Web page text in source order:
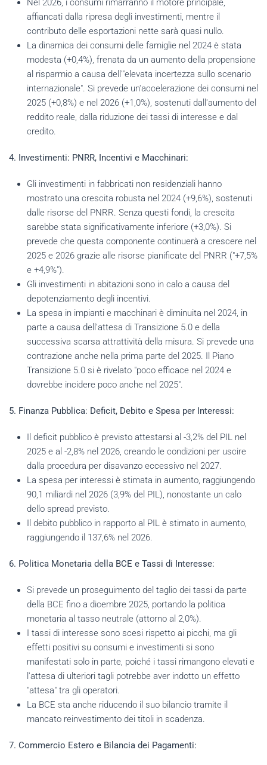
Nel 2026, i consumi rimarranno il motore principale,
affiancati dalla ripresa degli investimenti, mentre il
contributo delle esportazioni nette sarà quasi nullo.
La dinamica dei consumi delle famiglie nel 2024 è stata
modesta (+0,4%), frenata da un aumento della propensione
al risparmio a causa dell'"elevata incertezza sullo scenario
internazionale". Si prevede un'accelerazione dei consumi nel
2025 (+0,8%) e nel 2026 (+1,0%), sostenuti dall'aumento del
reddito reale, dalla riduzione dei tassi di interesse e dal
credito.
4. Investimenti: PNRR, Incentivi e Macchinari:
Gli investimenti in fabbricati non residenziali hanno
mostrato una crescita robusta nel 2024 (+9,6%), sostenuti
dalle risorse del PNRR. Senza questi fondi, la crescita
sarebbe stata significativamente inferiore (+3,0%). Si
prevede che questa componente continuerà a crescere nel
2025 e 2026 grazie alle risorse pianificate del PNRR ("+7,5%
e +4,9%").
Gli investimenti in abitazioni sono in calo a causa del
depotenziamento degli incentivi.
La spesa in impianti e macchinari è diminuita nel 2024, in
parte a causa dell'attesa di Transizione 5.0 e della
successiva scarsa attrattività della misura. Si prevede una
contrazione anche nella prima parte del 2025. Il Piano
Transizione 5.0 si è rivelato "poco efficace nel 2024 e
dovrebbe incidere poco anche nel 2025".
5. Finanza Pubblica: Deficit, Debito e Spesa per Interessi:
Il deficit pubblico è previsto attestarsi al -3,2% del PIL nel
2025 e al -2,8% nel 2026, creando le condizioni per uscire
dalla procedura per disavanzo eccessivo nel 2027.
La spesa per interessi è stimata in aumento, raggiungendo
90,1 miliardi nel 2026 (3,9% del PIL), nonostante un calo
dello spread previsto.
Il debito pubblico in rapporto al PIL è stimato in aumento,
raggiungendo il 137,6% nel 2026.
6. Politica Monetaria della BCE e Tassi di Interesse:
Si prevede un proseguimento del taglio dei tassi da parte
della BCE fino a dicembre 2025, portando la politica
monetaria al tasso neutrale (attorno al 2,0%).
I tassi di interesse sono scesi rispetto ai picchi, ma gli
effetti positivi su consumi e investimenti si sono
manifestati solo in parte, poiché i tassi rimangono elevati e
l'attesa di ulteriori tagli potrebbe aver indotto un effetto
"attesa" tra gli operatori.
La BCE sta anche riducendo il suo bilancio tramite il
mancato reinvestimento dei titoli in scadenza.
7. Commercio Estero e Bilancia dei Pagamenti: